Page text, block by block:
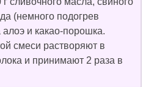
(немного подогрев
алоэ и какао-порошка.
смеси растворяют в
и принимают 2 раза в